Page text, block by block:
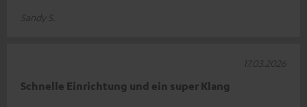
Sandy S.
Schnelle Einrichtung und ein super Klang
17.03.2026